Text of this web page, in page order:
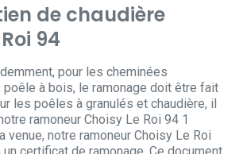
de chaudière
94
pour les cheminées
à bois, le ramonage doit être fait
les poêles à granulés et chaudière, il
ramoneur Choisy Le Roi 94 1
venue, notre ramoneur Choisy Le Roi